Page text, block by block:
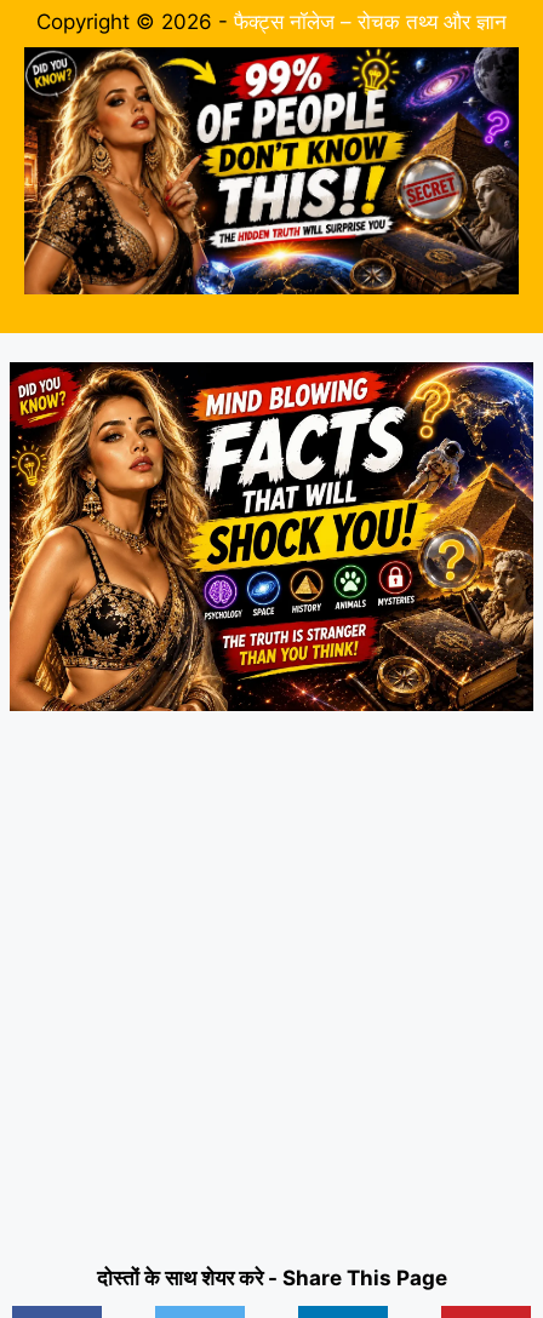
Copyright © 2026 -फैक्ट्स नॉलेज – रोचक तथ्य और ज्ञान
दोस्तों के साथ शेयर करे - Share This Page